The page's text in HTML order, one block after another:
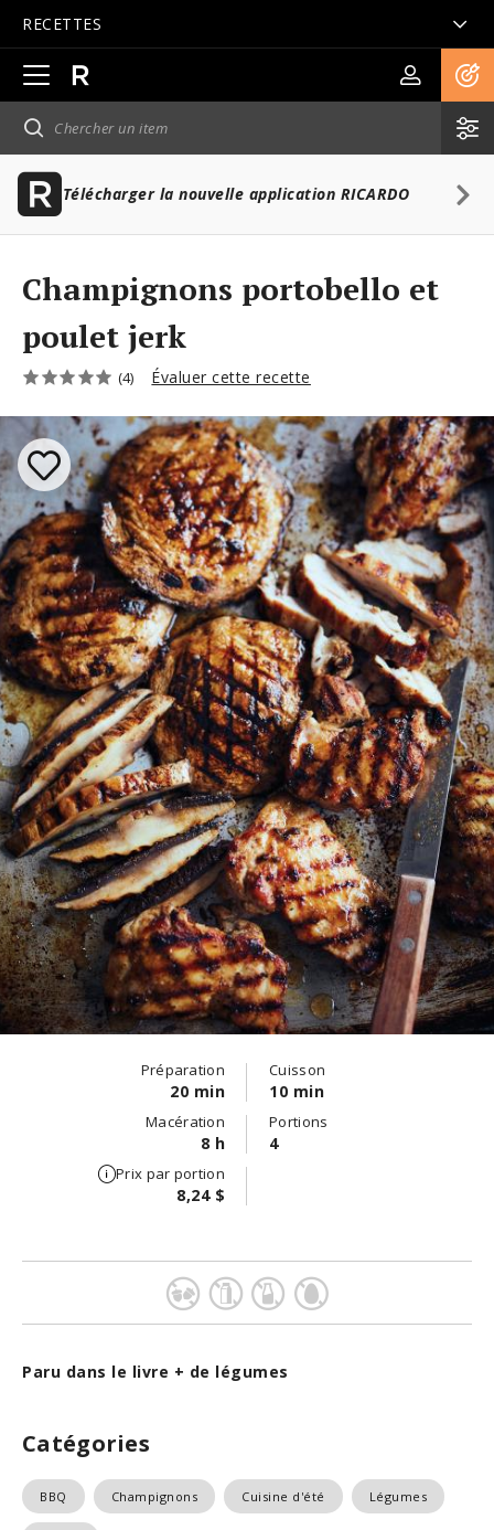
RECETTES
Ouvrir
la
navigation
principale
Télécharger la nouvelle application RICARDO
Champignons portobello et
poulet jerk
(4) Évaluer cette recette
Préparation
20 min
Cuisson
10 min
Macération
8 h
Portions
4
Prix par portion
8,24 $
Paru dans le livre + de légumes
Catégories
BBQ Champignons Cuisine d'été Légumes